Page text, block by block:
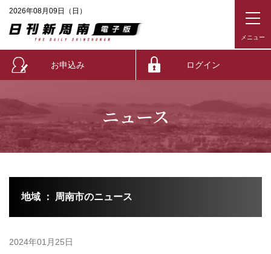
2026年08月09日（日）
お申込み ログイン
ニュース
地域 ： 周南市のニュース
2024年01月25日